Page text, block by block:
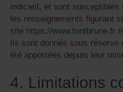
indicatif, et sont susceptibles
les renseignements figurant
site https://www.fontbrune.fr
Ils sont donnés sous réserve
été apportées depuis leur
4. Limitations